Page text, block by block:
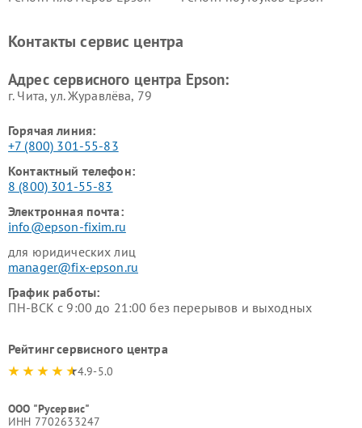
Контакты сервис центра
Адрес сервисного центра Epson:
г. Чита, ул. Журавлёва, 79
Горячая линия:
+7 (800) 301-55-83
Контактный телефон:
8 (800) 301-55-83
Электронная почта:
info@epson-fixim.ru
для юридических лиц
manager@fix-epson.ru
График работы:
ПН-ВСК с 9:00 до 21:00 без перерывов и выходных
Рейтинг сервисного центра
4.9-5.0
ООО "Русервис"
ИНН 7702633247